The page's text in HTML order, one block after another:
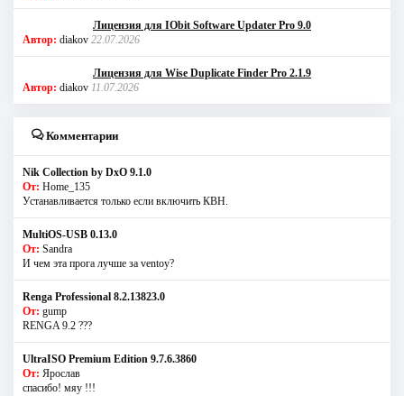
Лицензия для IObit Software Updater Pro 9.0
Автор: diakov 22.07.2026
Лицензия для Wise Duplicate Finder Pro 2.1.9
Автор: diakov 11.07.2026
Комментарии
Nik Collection by DxO 9.1.0
От: Home_135
Устанавливается только если включить КВН.
MultiOS-USB 0.13.0
От: Sandra
И чем эта прога лучше за ventoy?
Renga Professional 8.2.13823.0
От: gump
RENGA 9.2 ???
UltraISO Premium Edition 9.7.6.3860
От: Ярослав
спасибо! мяу !!!